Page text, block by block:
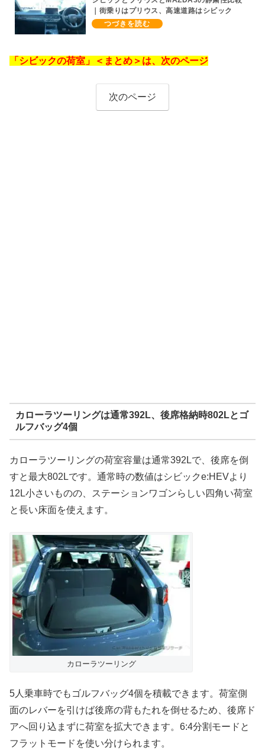
｜街乗りはプリウス、高速道路はシビック
e:HEV
「シビックの荷室」＜まとめ＞は、次のページ
次のページ
カローラツーリングは通常392L、後席格納時802Lとゴ
ルフバッグ4個
カローラツーリングの荷室容量は通常392Lで、後席を倒
すと最大802Lです。通常時の数値はシビックe:HEVより
12L小さいものの、ステーションワゴンらしい四角い荷室
と長い床面を使えます。
カローラツーリング
5人乗車時でもゴルフバッグ4個を積載できます。荷室側
面のレバーを引けば後席の背もたれを倒せるため、後席ド
アへ回り込まずに荷室を拡大できます。6:4分割モードと
フラットモードを使い分けられます。